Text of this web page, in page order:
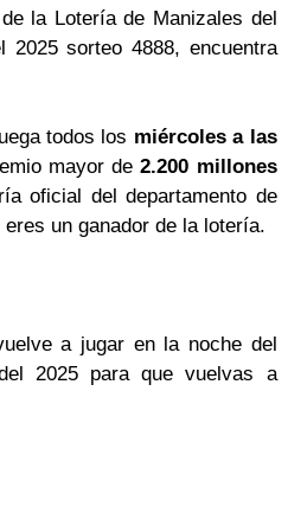
la Lotería de Manizales del
2025 sorteo 4888, encuentra
todos los miércoles a las
mayor de2.200 millones
oficial del departamento de
un ganador de la lotería.
a jugar en la noche del
2025 para que vuelvas a